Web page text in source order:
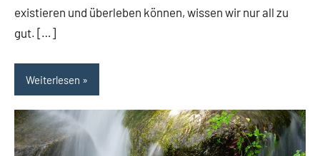
existieren und überleben können, wissen wir nur all zu
gut. […]
Weiterlesen